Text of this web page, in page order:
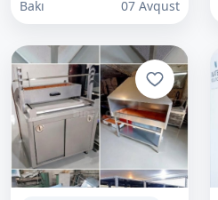
Bakı 07 Avqust